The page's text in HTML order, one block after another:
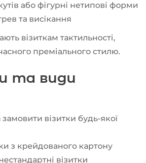
або фігурні нетипові форми
та висікання
візиткам тактильності,
преміального стилю.
та види
візитки будь-якої
з крейдованого картону
візитки